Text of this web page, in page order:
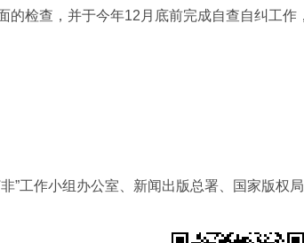
的检查，并于今年12月底前完成自查自纠工作
”工作小组办公室、新闻出版总署、国家版权局